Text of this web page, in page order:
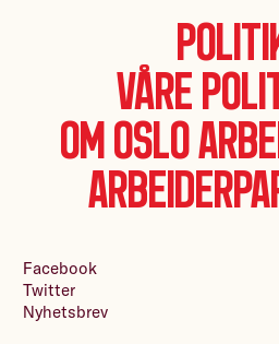
Våre
Om Oslo
Facebook
Twitter
Nyhetsbrev